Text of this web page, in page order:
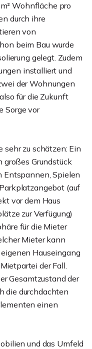
Wohnfläche pro
durch ihre
von
beim Bau wurde
gelegt. Zudem
installiert und
der Wohnungen
für die Zukunft
Sorge vor
sehr zu schätzen: Ein
großes Grundstück
Entspannen, Spielen
(auf
vor dem Haus
zur Verfügung)
für die Mieter
Mieter kann
Hauseingang
der Fall.
Gesamtzustand der
die durchdachten
einen
und das Umfeld